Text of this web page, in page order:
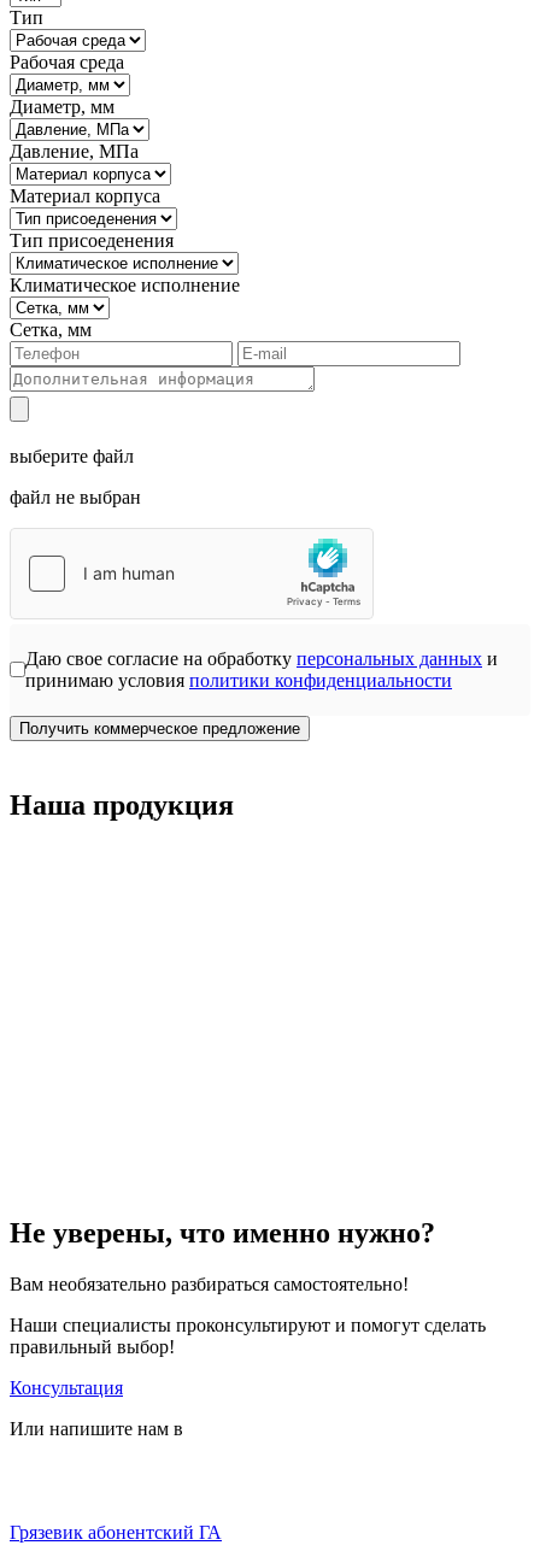
Тип
Рабочая среда
Диаметр, мм
Давление, МПа
Материал корпуса
Тип присоеденения
Климатическое исполнение
Сетка, мм
выберите файл
файл не выбран
Даю свое согласие на обработку персональных данных и
принимаю условия политики конфиденциальности
Получить коммерческое предложение
Наша продукция
Не уверены, что именно нужно?
Вам необязательно разбираться самостоятельно!
Наши специалисты проконсультируют и помогут сделать
правильный выбор!
Консультация
Или напишите нам в
Грязевик абонентский ГА